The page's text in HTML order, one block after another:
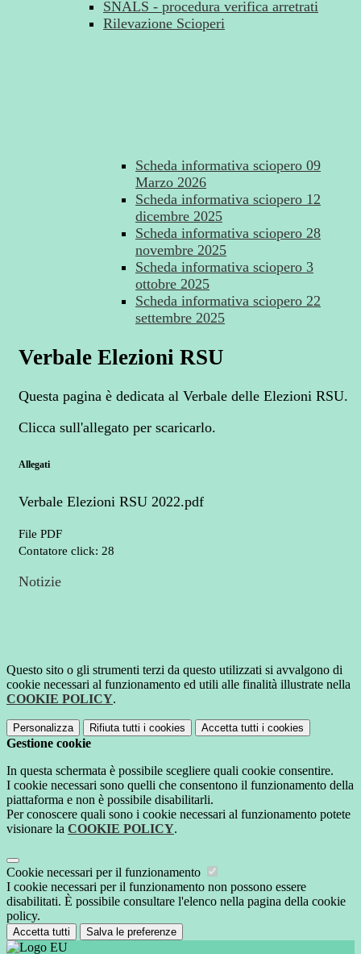
SNALS - procedura verifica arretrati
Rilevazione Scioperi
Scheda informativa sciopero 09
Marzo 2026
Scheda informativa sciopero 12
dicembre 2025
Scheda informativa sciopero 28
novembre 2025
Scheda informativa sciopero 3
ottobre 2025
Scheda informativa sciopero 22
settembre 2025
Verbale Elezioni RSU
Questa pagina è dedicata al Verbale delle Elezioni RSU.
Clicca sull'allegato per scaricarlo.
Allegati
Verbale Elezioni RSU 2022.pdf
File PDF
Contatore click: 28
Notizie
Questo sito o gli strumenti terzi da questo utilizzati si avvalgono di
cookie necessari al funzionamento ed utili alle finalità illustrate nella
COOKIE POLICY.
Personalizza Rifiuta tutti i cookies Accetta tutti i cookies
Gestione cookie
In questa schermata è possibile scegliere quali cookie consentire.
I cookie necessari sono quelli che consentono il funzionamento della
piattaforma e non è possibile disabilitarli.
Per conoscere quali sono i cookie necessari al funzionamento potete
visionare la COOKIE POLICY.
Cookie necessari per il funzionamento
I cookie necessari per il funzionamento non possono essere
disabilitati. È possibile consultare l'elenco nella pagina della cookie
policy.
Accetta tutti Salva le preferenze